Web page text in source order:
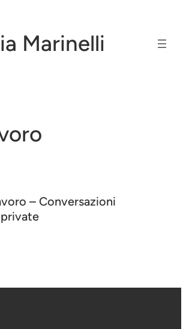
Marinelli
– Conversazioni